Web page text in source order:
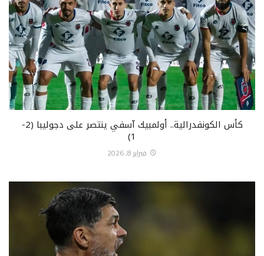
كأس الكونفدرالية.. أولمبيك آسفي ينتصر على دجوليبا (2-
1)
فبراير 8, 2026